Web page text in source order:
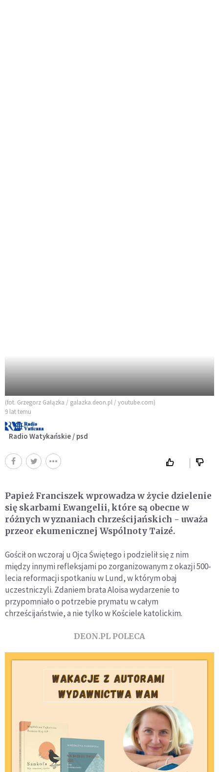
(fot. Grzegorz Gałązka / galazka.deon.pl / youtube.com)
9 lat temu
Radio Watykańskie / psd
Papież Franciszek wprowadza w życie dzielenie
się skarbami Ewangelii, które są obecne w
różnych wyznaniach chrześcijańskich - uważa
przeor ekumenicznej Wspólnoty Taizé.
Gościł on wczoraj u Ojca Świętego i podzielił się z nim
między innymi refleksjami po zorganizowanym z okazji 500-
lecia reformacji spotkaniu w Lund, w którym obaj
uczestniczyli. Zdaniem brata Aloisa wydarzenie to
przypomniało o potrzebie prymatu w całym
chrześcijaństwie, a nie tylko w Kościele katolickim.
DEON.PL POLECA